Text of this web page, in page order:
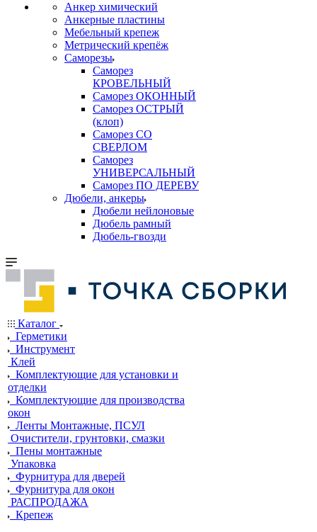
Анкер химический
Анкерные пластины
Мебельный крепеж
Метрический крепёж
Саморезы
Саморез
КРОВЕЛЬНЫЙ
Саморез ОКОННЫЙ
Саморез ОСТРЫЙ
(клоп)
Саморез СО
СВЕРЛОМ
Саморез
УНИВЕРСАЛЬНЫЙ
Саморез ПО ДЕРЕВУ
Дюбели, анкеры
Дюбели нейлоновые
Дюбель рамный
Дюбель-гвозди
Каталог
Герметики
Инструмент
Клей
Комплектующие для установки и
отделки
Комплектующие для производства
окон
Ленты Монтажные, ПСУЛ
Очистители, грунтовки, смазки
Пены монтажные
Упаковка
Фурнитура для дверей
Фурнитура для окон
РАСПРОДАЖА
Крепеж